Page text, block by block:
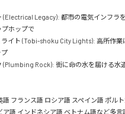
(Electrical Legacy): 都市の電気インフラ
ホップで
ライト (Tobi-shoku City Lights): 高所作
プ
(Plumbing Rock): 街に命の水を届ける水
語 フランス語 ロシア語 スペイン語 ポル
ア語 インドネシア語 ベトナム語など多